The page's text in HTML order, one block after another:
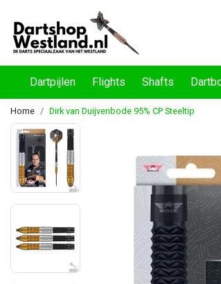
Dartpijlen Flights Shafts
Home Dirk van Duijvenbode 95% CP Steeltip